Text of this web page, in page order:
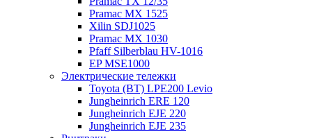
Pramac MX 1525
Xilin SDJ1025
Pramac MX 1030
Pfaff Silberblau HV-1016
EP MSE1000
Электрические тележки
Toyota (BT) LPE200 Levio
Jungheinrich ERE 120
Jungheinrich EJE 220
Jungheinrich EJE 235